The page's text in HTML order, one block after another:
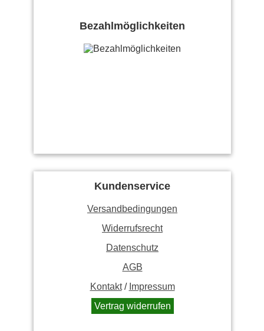
Bezahlmöglichkeiten
Kundenservice
Versandbedingungen
Widerrufsrecht
Datenschutz
AGB
Kontakt/ Impressum
Vertrag widerrufen